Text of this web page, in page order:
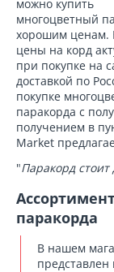
можно купить
многоцветный
хорошим ценам.
цены на корд
при покупке на
доставкой по
покупке
паракорда с
получением в
Market
"Паракорд
паракорда
В нашем